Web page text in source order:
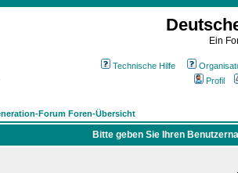
Ein
Technische Hilfe
Profil
Forum Foren-Übersicht
Bitte geben Sie Ihren